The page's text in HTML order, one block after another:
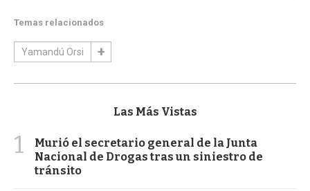
Temas relacionados
Yamandú Orsi
Las Más Vistas
1
Murió el secretario general de la Junta
Nacional de Drogas tras un siniestro de
tránsito